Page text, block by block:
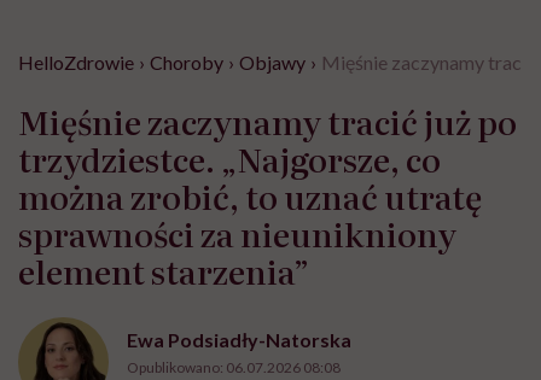
HelloZdrowie › Choroby › Objawy › Mięśnie zaczynamy tracić
Mięśnie zaczynamy tracić już po
trzydziestce. „Najgorsze, co
można zrobić, to uznać utratę
sprawności za nieunikniony
element starzenia”
Ewa Podsiadły-Natorska
Opublikowano: 06.07.2026 08:08